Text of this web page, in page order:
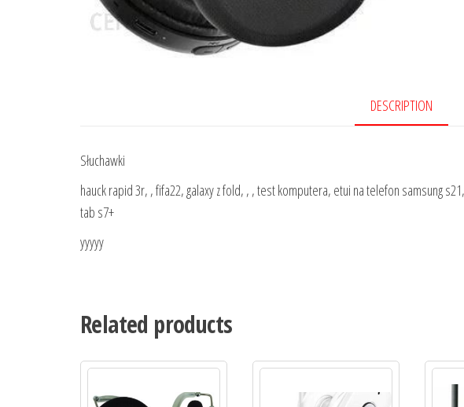
DESCRIPTION
Słuchawki
hauck rapid 3r, , fifa22, galaxy z fold, , , test komputera, etui na telefon samsung
tab s7+
yyyyy
Related products